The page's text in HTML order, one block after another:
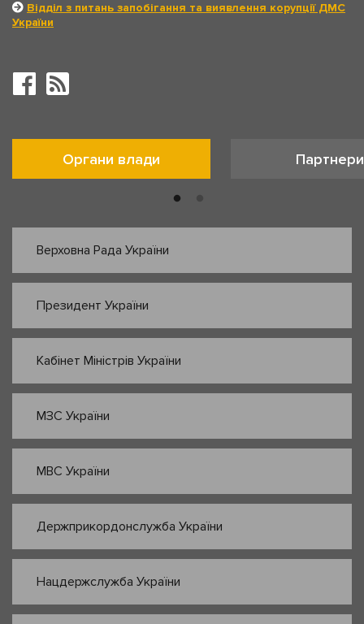
Відділ з питань запобігання та виявлення корупції ДМС
України
Органи влади Партнери
Верховна Рада України
Президент України
Кабінет Міністрів України
МЗС України
МВС України
Держприкордонслужба України
Нацдержслужба України